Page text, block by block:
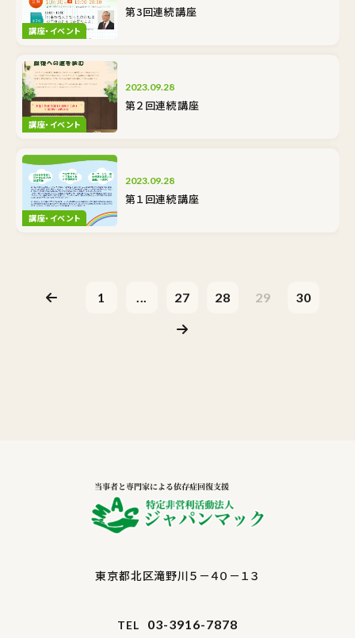
講座・イベント
第3回連続講座
講座・イベント
2023.09.28
第２回連続講座
講座・イベント
2023.09.28
第１回連続講座
1 ... 27 28 29 30
東京都北区滝野川５－４０－１３
TEL 03-3916-7878